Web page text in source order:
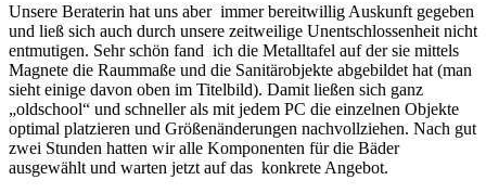
Unsere Beraterin hat uns aber immer bereitwillig Auskunft gegeben
und ließ sich auch durch unsere zeitweilige Unentschlossenheit nicht
entmutigen. Sehr schön fand ich die Metalltafel auf der sie mittels
Magnete die Raummaße und die Sanitärobjekte abgebildet hat (man
sieht einige davon oben im Titelbild). Damit ließen sich ganz
„oldschool“ und schneller als mit jedem PC die einzelnen Objekte
optimal platzieren und Größenänderungen nachvollziehen. Nach gut
zwei Stunden hatten wir alle Komponenten für die Bäder
ausgewählt und warten jetzt auf das konkrete Angebot.